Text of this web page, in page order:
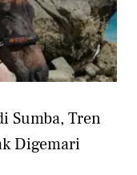
Sumba, Tren
Digemari